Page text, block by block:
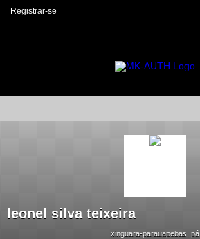
Registrar-se
leonel silva teixeira
xinguara-parauapebas, pá